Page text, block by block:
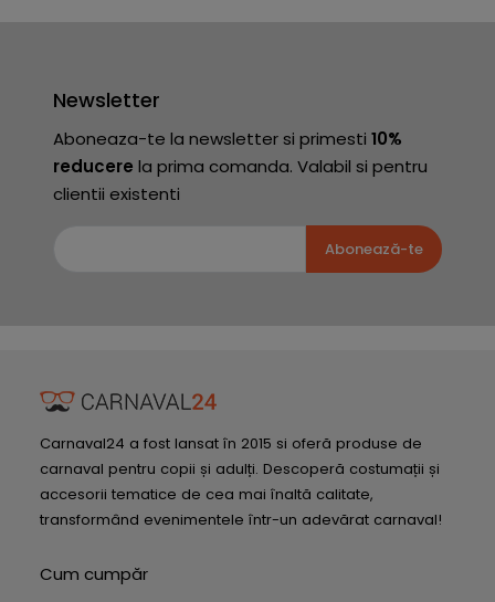
Newsletter
Aboneaza-te la newsletter si primesti 10%
reducere la prima comanda. Valabil si pentru
clientii existenti
Abonează-te
Carnaval24 a fost lansat în 2015 si oferă produse de
carnaval pentru copii și adulți. Descoperă costumații și
accesorii tematice de cea mai înaltă calitate,
transformând evenimentele într-un adevărat carnaval!
Cum cumpăr